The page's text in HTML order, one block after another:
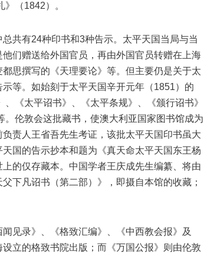
（1842）。
共有24种印书和3种告示。太平天国当局与当
们赠送给外国官员，再由外国官员转赠在上海
思撰写的《天理要论》等。但主要仍是关于太
等。如始刻于太平天国辛开元年（1851）的
《太平诏书》、《太平条规》、《颁行诏书》
伦敦会这批藏书，使澳大利亚国家图书馆成为
责人王省吾先生考证，该批太平天国印书虽大
国的告示抄本和题为《真天命太平天国东王杨
的仅存藏本。中国学者王庆成先生编纂、将由
下凡诏书（第二部）》，即摄自本馆的收藏；
见录》、《格致汇编》、《中西教会报》及
立的格致书院出版；而《万国公报》则由伦敦